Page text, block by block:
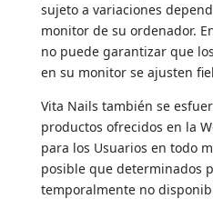
sujeto a variaciones
monitor de su ordenador.
no puede garantizar que
en su monitor se ajusten
Vita Nails también se
productos ofrecidos en la
para los Usuarios en todo
posible que determinados
temporalmente no